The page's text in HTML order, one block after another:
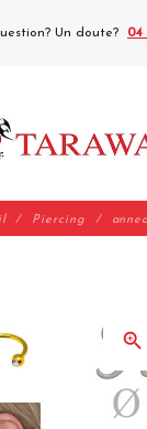
Un doute? 04
Piercing
zoom_in